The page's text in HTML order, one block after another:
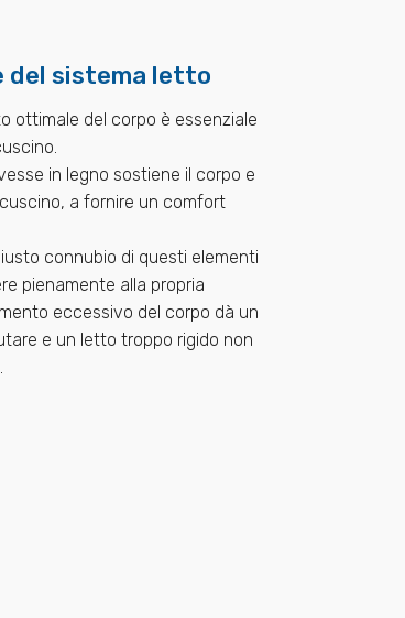
del sistema letto
ottimale del corpo è essenziale
in legno sostiene il corpo e
a fornire un comfort
connubio di questi elementi
pienamente alla propria
eccessivo del corpo dà un
e un letto troppo rigido non